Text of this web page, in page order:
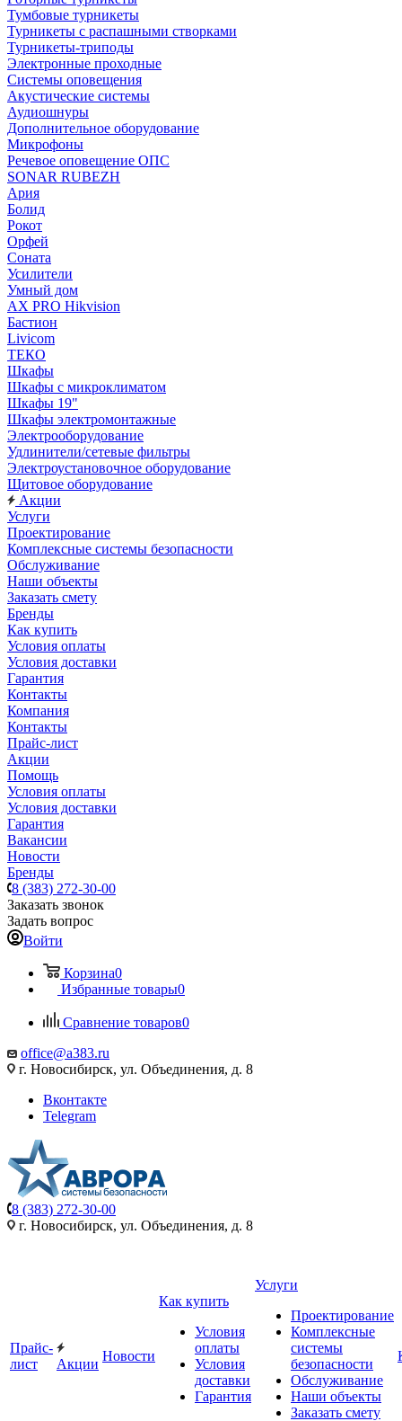
Тумбовые турникеты
Турникеты с распашными створками
Турникеты-триподы
Электронные проходные
Системы оповещения
Акустические системы
Аудиошнуры
Дополнительное оборудование
Микрофоны
Речевое оповещение ОПС
SONAR RUBEZH
Ария
Болид
Рокот
Орфей
Соната
Усилители
Умный дом
AX PRO Hikvision
Бастион
Livicom
ТЕКО
Шкафы
Шкафы с микроклиматом
Шкафы 19"
Шкафы электромонтажные
Электрооборудование
Удлинители/сетевые фильтры
Электроустановочное оборудование
Щитовое оборудование
Акции
Услуги
Проектирование
Комплексные системы безопасности
Обслуживание
Наши объекты
Заказать смету
Бренды
Как купить
Условия оплаты
Условия доставки
Гарантия
Контакты
Компания
Контакты
Прайс-лист
Акции
Помощь
Условия оплаты
Условия доставки
Гарантия
Вакансии
Новости
Бренды
8 (383) 272-30-00
Заказать звонок
Задать вопрос
Войти
Корзина0
Избранные товары0
Сравнение товаров0
office@a383.ru
г. Новосибирск, ул. Объединения, д. 8
Вконтакте
Telegram
8 (383) 272-30-00
г. Новосибирск, ул. Объединения, д. 8
Прайс-
лист
Акции
Новости
Как купить
Условия
оплаты
Условия
доставки
Гарантия
Услуги
Проектирование
Комплексные
системы
безопасности
Обслуживание
Наши объекты
Заказать смету